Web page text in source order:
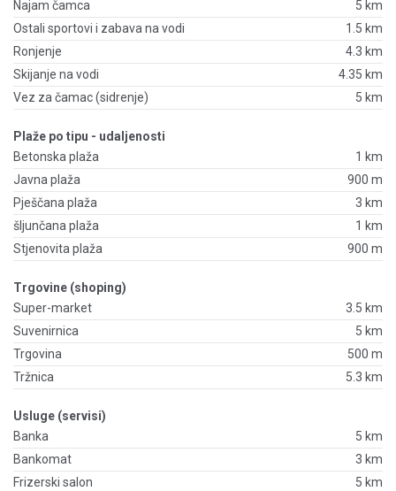
Najam čamca
5 km
Ostali sportovi i zabava na vodi
1.5 km
Ronjenje
4.3 km
Skijanje na vodi
4.35 km
Vez za čamac (sidrenje)
5 km
Plaže po tipu - udaljenosti
Betonska plaža
1 km
Javna plaža
900 m
Pješčana plaža
3 km
šljunčana plaža
1 km
Stjenovita plaža
900 m
Trgovine (shoping)
Super-market
3.5 km
Suvenirnica
5 km
Trgovina
500 m
Tržnica
5.3 km
Usluge (servisi)
Banka
5 km
Bankomat
3 km
Frizerski salon
5 km